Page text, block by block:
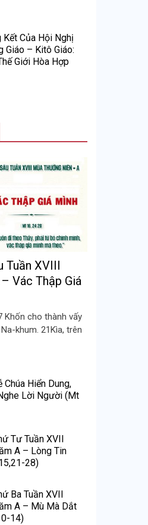
Kết Của Hội Nghị
Giáo – Kitô Giáo:
Giới Hòa Hợp
Tuần XVIII
Vác Thập Giá
Khốn cho thành vấy
khum. 21Kìa, trên
Hiển Dung,
Lời Người (Mt
Tư Tuần XVII
A – Lòng Tin
28)
Ba Tuần XVII
A – Mù Mà Dắt
14)